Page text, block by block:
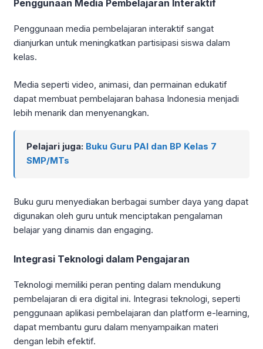
Penggunaan Media Pembelajaran Interaktif
Penggunaan media pembelajaran interaktif sangat
dianjurkan untuk meningkatkan partisipasi siswa dalam
kelas.
Media seperti video, animasi, dan permainan edukatif
dapat membuat pembelajaran bahasa Indonesia menjadi
lebih menarik dan menyenangkan.
Pelajari juga: Buku Guru PAI dan BP Kelas 7
SMP/MTs
Buku guru menyediakan berbagai sumber daya yang dapat
digunakan oleh guru untuk menciptakan pengalaman
belajar yang dinamis dan engaging.
Integrasi Teknologi dalam Pengajaran
Teknologi memiliki peran penting dalam mendukung
pembelajaran di era digital ini. Integrasi teknologi, seperti
penggunaan aplikasi pembelajaran dan platform e-learning,
dapat membantu guru dalam menyampaikan materi
dengan lebih efektif.